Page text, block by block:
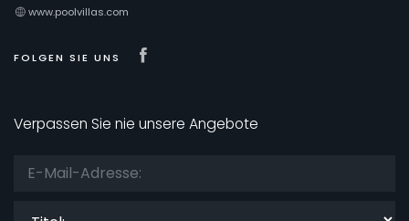
www.poolvillas.com
FOLGEN SIE UNS
Verpassen Sie nie unsere Angebote